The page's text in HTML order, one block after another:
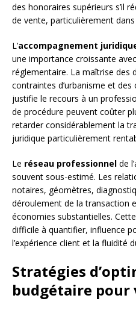
des honoraires supérieurs s’il
de vente, particulièrement
L’accompagnement
une importance croissante
réglementaire. La maîtrise des
contraintes d’urbanisme et
justifie le recours à un
de procédure peuvent coûter
retarder considérablement la
juridique particulièrement
Le réseau professionnel de
souvent sous-estimé. Les
notaires, géomètres,
déroulement de la transaction
économies substantielles.
difficile à quantifier, influence
l’expérience client et la fluidité
Stratégies
budgétaire pour